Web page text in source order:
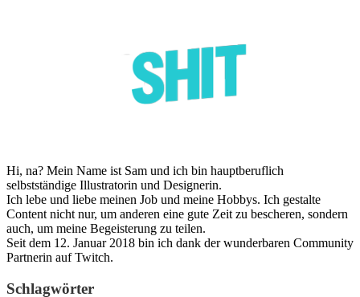
Hi, na? Mein Name ist Sam und ich bin hauptberuflich
selbstständige Illustratorin und Designerin.
Ich lebe und liebe meinen Job und meine Hobbys. Ich gestalte
Content nicht nur, um anderen eine gute Zeit zu bescheren, sondern
auch, um meine Begeisterung zu teilen.
Seit dem 12. Januar 2018 bin ich dank der wunderbaren Community
Partnerin auf Twitch.
Schlagwörter